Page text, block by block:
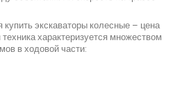
экскаваторы колесные – цена
характеризуется множеством
в ходовой части: